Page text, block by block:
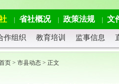
省社概况 政策法规 文
作组织 教育培训 监事信息
页 > 市县动态 > 正文